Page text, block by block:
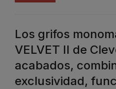
Los grifos
VELVET II de
acabados,
exclusividad,